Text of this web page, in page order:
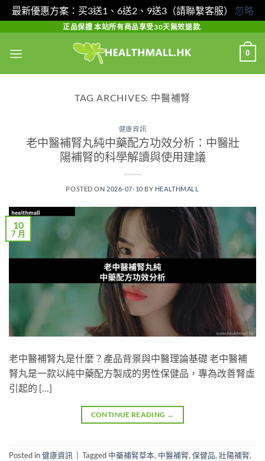
最新優惠方案：买3送1、6送2、9送3（請聯繫客服） 忽略
content
正品保證 本站所有商品享受30天無效退款.
0
TAG ARCHIVES: 中醫補腎
健康資訊
老中醫補腎丸純中藥配方功效分析：中醫壯
陽補腎的科學解讀與使用建議
POSTED ON 2026-07-10 BY HEALTHMALL
10
7 月
老中醫補腎丸是什麼？產品背景與中醫理論基礎 老中醫補
腎丸是一款以純中藥配方製成的男性保健品，專為改善腎虛
引起的 […]
CONTINUE READING →
Posted in健康資訊 Tagged 中藥補腎草本, 中醫補腎,保健品,壯陽補腎,